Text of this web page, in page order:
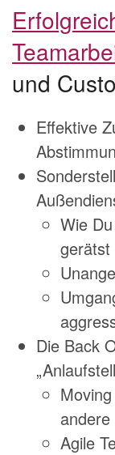
und
Effektive
Wie
gerätst
Die Back
Agile